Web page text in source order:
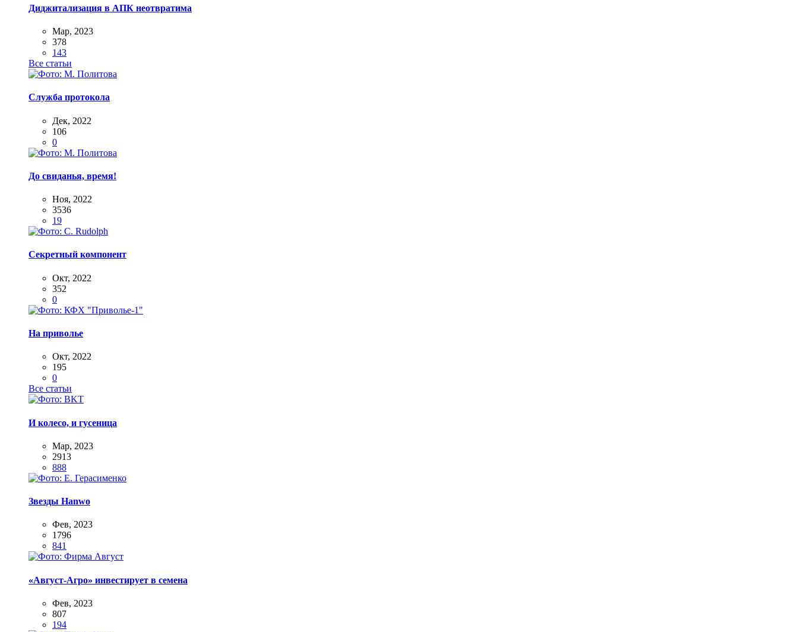
Диджитализация в АПК неотвратима
Мар, 2023
378
143
Все статьи
Служба протокола
Дек, 2022
106
0
До свиданья, время!
Ноя, 2022
3536
19
Секретный компонент
Окт, 2022
352
0
На приволье
Окт, 2022
195
0
Все статьи
И колесо, и гусеница
Мар, 2023
2913
888
Звезды Hanwo
Фев, 2023
1796
841
«Август-Агро» инвестирует в семена
Фев, 2023
807
194